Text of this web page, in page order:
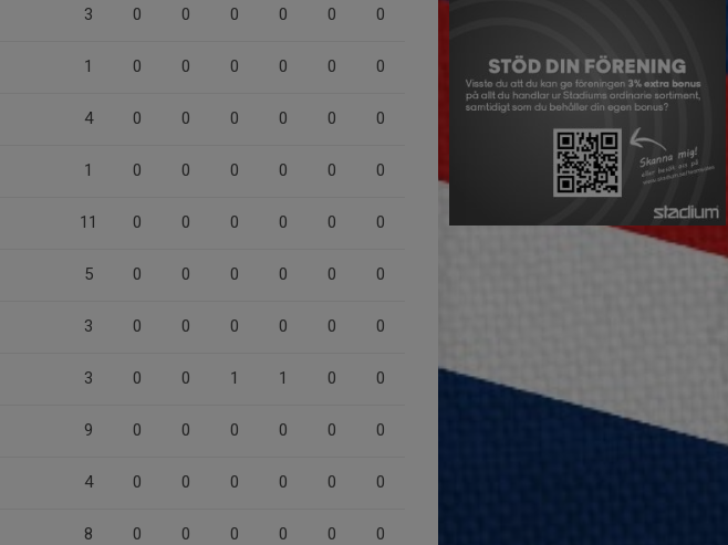
3 0 0 0 0 0 0
1 0 0 0 0 0 0
4 0 0 0 0 0 0
1 0 0 0 0 0 0
11 0 0 0 0 0 0
5 0 0 0 0 0 0
3 0 0 0 0 0 0
3 0 0 1 1 0 0
9 0 0 0 0 0 0
4 0 0 0 0 0 0
8 0 0 0 0 0 0